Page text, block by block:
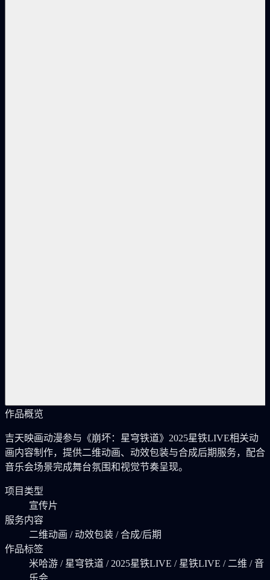
作品概览
吉天映画动漫参与《崩坏：星穹铁道》2025星铁LIVE相关动
画内容制作，提供二维动画、动效包装与合成后期服务，配合
音乐会场景完成舞台氛围和视觉节奏呈现。
项目类型
宣传片
服务内容
二维动画 / 动效包装 / 合成/后期
作品标签
米哈游 / 星穹铁道 / 2025星铁LIVE / 星铁LIVE / 二维 / 音
乐会